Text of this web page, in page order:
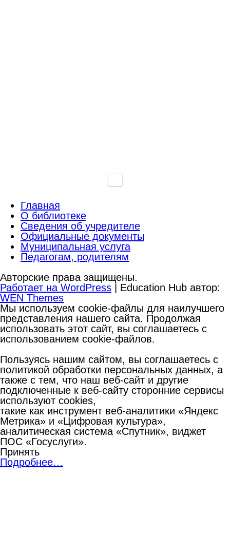
Главная
О библиотеке
Сведения об учредителе
Официальные документы
Муниципальная услуга
Педагогам, родителям
Авторские права защищены.
Работает на WordPress
Education Hub автор:
WEN Themes
Мы используем cookie-файлы для наилучшего
представления нашего сайта. Продолжая
использовать этот сайт, вы соглашаетесь с
использованием cookie-файлов.
Пользуясь нашим сайтом, вы соглашаетесь с
политикой обработки персональных данных, а
также с тем, что наш веб-сайт и другие
подключенные к веб-сайту сторонние сервисы
используют cookies,
такие как инструмент веб-аналитики «Яндекс
Метрика» и «Цифровая культура»,
аналитическая система «Спутник», виджет
ПОС «Госуслуги».
Принять
Подробнее…